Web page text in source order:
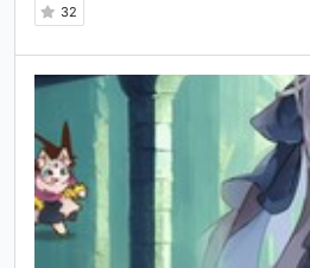
32